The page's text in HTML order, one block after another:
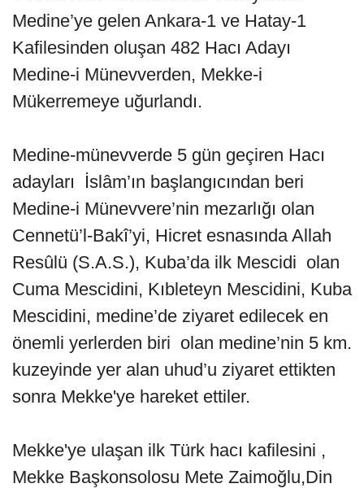
Medine’ye gelen Ankara-1 ve Hatay-1
Kafilesinden oluşan 482 Hacı Adayı
Medine-i Münevverden, Mekke-i
Mükerremeye uğurlandı.
Medine-münevverde 5 gün geçiren Hacı
adayları İslâm’ın başlangıcından beri
Medine-i Münevvere’nin mezarlığı olan
Cennetü’l-Bakî’yi, Hicret esnasında Allah
Resûlü (S.A.S.), Kuba’da ilk Mescidi olan
Cuma Mescidini, Kıbleteyn Mescidini, Kuba
Mescidini, medine’de ziyaret edilecek en
önemli yerlerden biri olan medine’nin 5 km.
kuzeyinde yer alan uhud’u ziyaret ettikten
sonra Mekke'ye hareket ettiler.
Mekke'ye ulaşan ilk Türk hacı kafilesini ,
Mekke Başkonsolosu Mete Zaimoğlu,Din